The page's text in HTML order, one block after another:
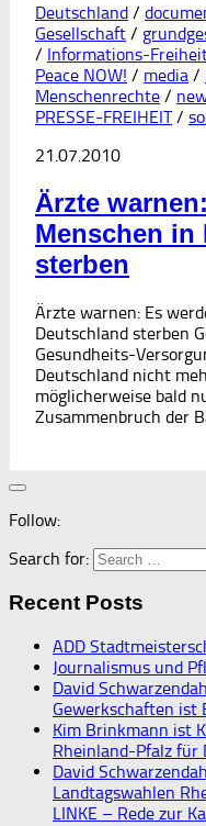
Deutschland /
Gesellschaft /
/ Informations-
Peace NOW! / media /
Menschenrechte /
PRESSE-FREIHEIT/
21.07.2010
Ärzte
Menschen in
sterben
Ärzte warnen: Es
Deutschland sterben
Gesundheits-
Deutschland nicht
möglicherweise bald
Zusammenbruch der
Follow:
Search for:
Recent Posts
ADD
Journalismus und
David
Gewerkschaften ist
Kim Brinkmann ist
Rheinland-Pfalz für
David
Landtagswahlen
LINKE – Rede zur